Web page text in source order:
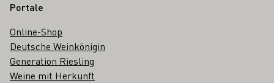
Portale
Online-Shop
Deutsche Weinkönigin
Generation Riesling
Weine mit Herkunft